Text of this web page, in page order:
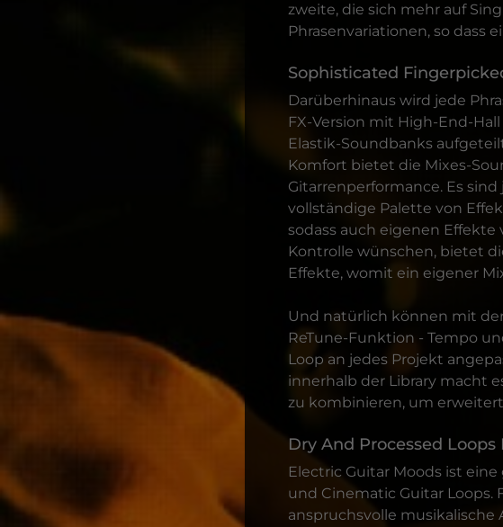
zweite, die sich mehr auf
Phrasenvariationen, so dass
Sophisticated
Darüberhinaus wird jede
FX-Version mit High-End-
Elastik-Soundbanks
Komfort bietet die Mixes-
Gitarrenperformance. Es
vollständige Palette von
sodass auch eigenen
Kontrolle wünschen, bietet
Effekte, womit ein eigener
Und natürlich können mit
ReTune-Funktion - Tempo
Loop an jedes Projekt
innerhalb der Library macht
zu kombinieren, um
Dry And Processed
Electric Guitar Moods ist
und Cinematic Guitar
anspruchsvolle musikalische